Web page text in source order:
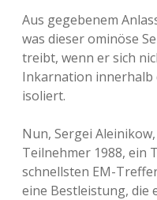
Aus gegebenem
was dieser ominöse
treibt, wenn er sich
Inkarnation innerhalb
isoliert.
Nun, Sergei
Teilnehmer 1988, ein
schnellsten EM-
eine Bestleistung, die